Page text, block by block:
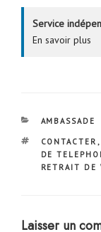
Service
En savoir plus
CATÉGORIES
AMBASSADE
ÉTIQUETTES
CONTACTER ,
DE
RETRAIT DE
Laisser un